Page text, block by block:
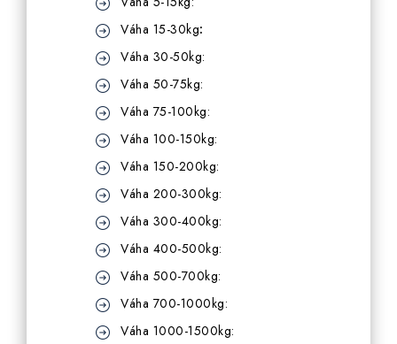
Váha 15-30kg:
Váha 30-50kg:
Váha 50-75kg:
Váha 75-100kg:
Váha 100-150kg:
Váha 150-200kg:
Váha 200-300kg:
Váha 300-400kg:
Váha 400-500kg:
Váha 500-700kg:
Váha 700-1000kg:
Váha 1000-1500kg: